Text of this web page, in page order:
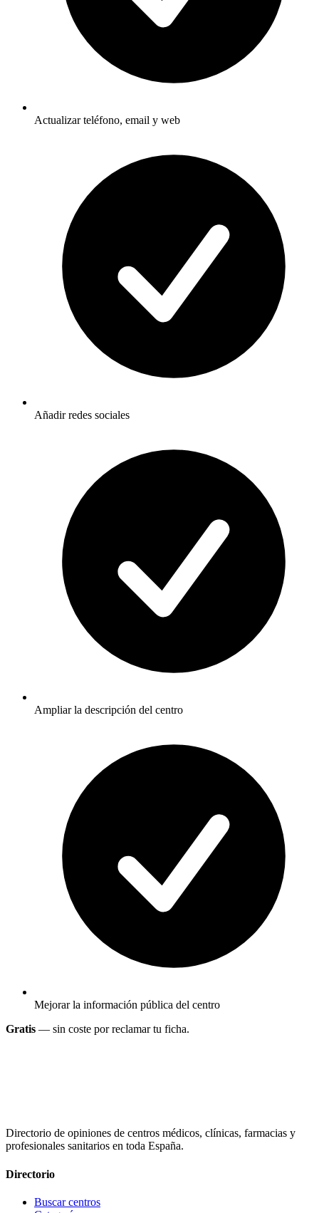
Actualizar teléfono, email y web
Añadir redes sociales
Ampliar la descripción del centro
Mejorar la información pública del centro
Gratis — sin coste por reclamar tu ficha.
Directorio de opiniones de centros médicos, clínicas, farmacias y
profesionales sanitarios en toda España.
Directorio
Buscar centros